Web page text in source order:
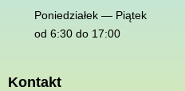
Poniedziałek — Piątek
od 6:30 do 17:00
Kontakt